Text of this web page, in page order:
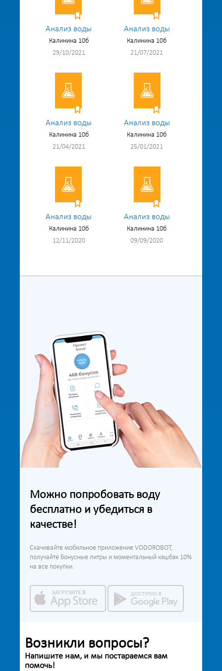
Анализ воды
Калинина 10б
29/10/2021
Анализ воды
Калинина 10б
21/07/2021
Анализ воды
Калинина 10б
21/04/2021
Анализ воды
Калинина 10б
25/01/2021
Анализ воды
Калинина 10б
12/11/2020
Анализ воды
Калинина 10б
09/09/2020
Можно попробовать воду
бесплатно и убедиться в
качестве!
Скачивайте мобильное приложение VODOROBOT,
получайте бонусные литры и моментальный кэшбэк 10%
на все покупки.
Возникли вопросы?
Напишите нам, и мы постараемся вам
помочь!